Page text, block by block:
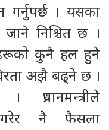
गर्नुपर्छ । यसका
जाने निश्चित छ ।
कुनै हल हुने
अझै बढ्ने छ ।
गरेर नै फैसला